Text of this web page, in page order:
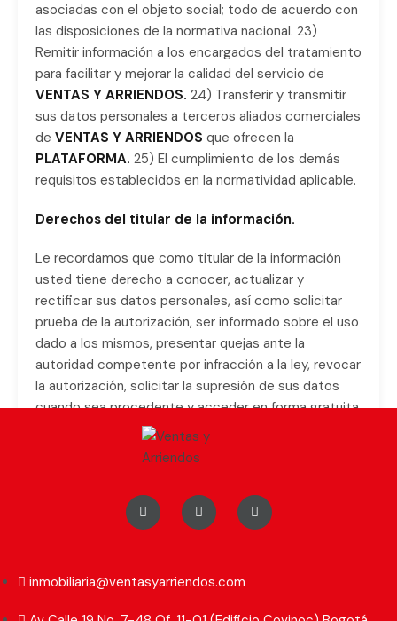
asociadas con el objeto social; todo de acuerdo con
las disposiciones de la normativa nacional. 23)
Remitir información a los encargados del tratamiento
para facilitar y mejorar la calidad del servicio de
VENTAS Y ARRIENDOS. 24) Transferir y transmitir
sus datos personales a terceros aliados comerciales
de VENTAS Y ARRIENDOS que ofrecen la
PLATAFORMA. 25) El cumplimiento de los demás
requisitos establecidos en la normatividad aplicable.
Derechos del titular de la información.
Le recordamos que como titular de la información
usted tiene derecho a conocer, actualizar y
rectificar sus datos personales, así como solicitar
prueba de la autorización, ser informado sobre el uso
dado a los mismos, presentar quejas ante la
autoridad competente por infracción a la ley, revocar
la autorización, solicitar la supresión de sus datos
cuando sea procedente y acceder en forma gratuita
a los mismos, además de los demás derechos
consagrados en la ley aplicable. A continuación, le
podrá ejercer los derechos de acceso, actualización
rectificación o supresión u otros de sus datos
a. Atención electrónica: info@anc.com
b. Atención escrita: deben ser depositadas en la
inmobiliaria@ventasyarriendos.com